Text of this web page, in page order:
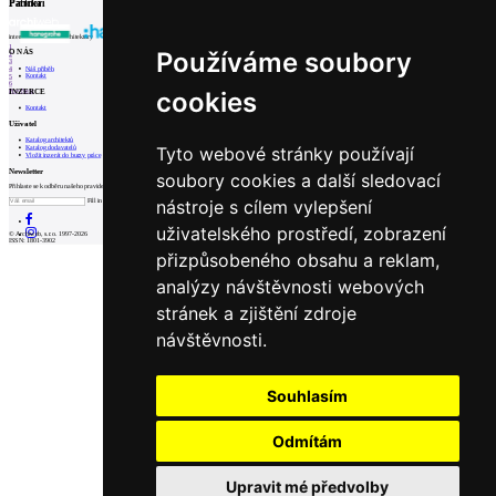
Používáme soubory
cookies
Tyto webové stránky používají
soubory cookies a další sledovací
nástroje s cílem vylepšení
uživatelského prostředí, zobrazení
přizpůsobeného obsahu a reklam,
analýzy návštěvnosti webových
stránek a zjištění zdroje
návštěvnosti.
Souhlasím
Odmítám
Upravit mé předvolby
Partneři
1
2
3
4
5
6
PrevNext
Patička
internetové centrum architektury
O NÁS
Náš příběh
Kontakt
INZERCE
Kontakt
Uživatel
Katalog architektů
Katalog dodavatelů
Vložit inzerát do burzy práce
Newsletter
Přihlaste se k odběru našeho pravidelného týdenního newsletteru:
Fill in „nospam“
© Archiweb, s.r.o. 1997-2026
ISSN: 1801-3902